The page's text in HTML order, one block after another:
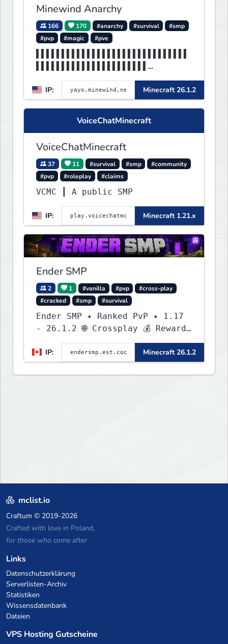
Minewind Anarchy
166 170 #anarchy #survival
#smp
#pvp
#magic #pve
▌▌▌▌▌▌▌▌MINEWIND▌▌▌▌▌▌
IP: Minecraft 26.1.2
VoiceChatMinecraft
VoiceChatMinecraft
37 11 #survival #smp
#community
#pvp
#roleplay #claims
VCMC ┃ A public SMP
IP: Minecraft 1.21.x
Ender SMP
2 1 #vanilla #pvp
#cross-play
#cracked
#smp #survival
Ender SMP ✦ Ranked PvP ✦ 1.17
- 26.1.2 🌐 Crossplay 💰 Rewards
🛠 Custom Gear
IP:
Minecraft 26.1.2
mclist.io
Craftum © 2019-2026
Crafted with love in Poland,
for those who come after
Links
Datenschutzerklärung
Serverlisten-Archiv
Statistiken
Wissensdatenbank
Dateien
VPS Hosting Gutscheine